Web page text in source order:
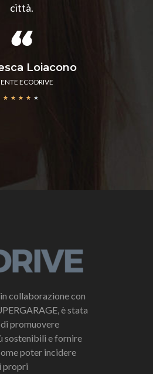
città.
Loiacono
ECODRIVE
★ ★ ★ ★ ★
collaborazione con
è stata
promuovere
sostenibili e fornire
poter incidere
propri